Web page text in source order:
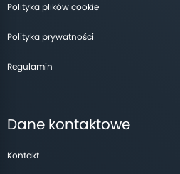
Polityka plików cookie
Polityka prywatności
Regulamin
Dane kontaktowe
Kontakt